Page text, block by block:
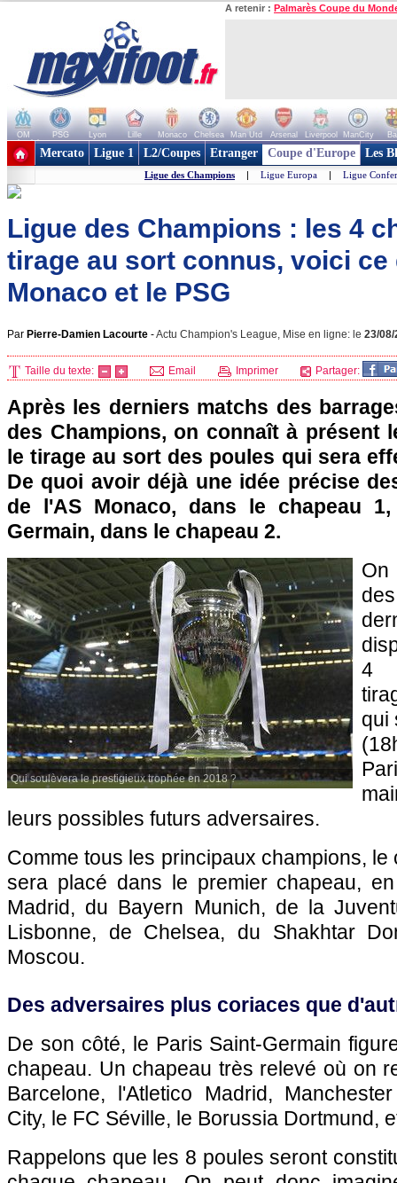
A retenir : Palmarès Coupe du
OM PSG Lyon Lille Monaco Chelsea Man Utd Arsenal Liverpool ManCity
+ de clubs
Mercato Ligue 1 L2/Coupes Etranger Coupe d'Europe Les
Ligue des Champions | Ligue Europa | Ligue
Ligue des Champions : les 4
tirage au sort connus, voici ce
Monaco et le PSG
Par Pierre-Damien Lacourte -Actu Champion's League, Mise en ligne: le 23/08/
Taille du texte: Email Imprimer Partager:
Après les derniers matchs des
des Champions, on connaît à présent
le tirage au sort des poules qui sera
De quoi avoir déjà une idée précise
de l'AS Monaco, dans le chapeau
Germain, dans le chapeau 2.
Qui soulèvera le prestigieux trophée en 2018 ?
On
4
qui
leurs possibles futurs adversaires.
Comme tous les principaux champions, le
sera placé dans le premier chapeau,
Madrid, du Bayern Munich, de la
Lisbonne, de Chelsea, du Shakhtar
Moscou.
Des adversaires plus coriaces que
De son côté, le Paris Saint-Germain
chapeau. Un chapeau très relevé où on
Barcelone, l'Atletico Madrid,
City, le FC Séville, le Borussia Dortmund,
Rappelons que les 8 poules seront